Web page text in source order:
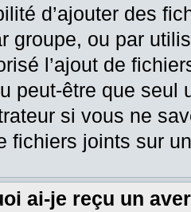
d’ajouter des
groupe, ou par
l’ajout de
peut-être que seul
si vous ne
fichiers joints sur
ai-je reçu un